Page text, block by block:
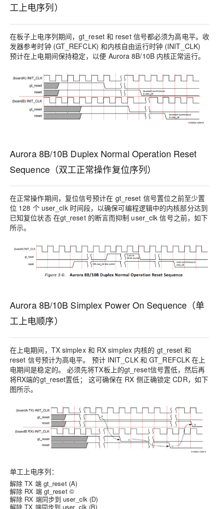
工上电序列）
在板子上电序列期间，gt_reset 和 reset 信号都必须为高电平。收
发器参考时钟 (GT_REFCLK) 和内核自由运行时钟 (INIT_CLK)
预计在上电期间保持稳定，以便 Aurora 8B/10B 内核正常运行。
Aurora 8B/10B Duplex Normal Operation Reset
Sequence（双工正常操作复位序列）
在正常操作期间，复位信号预计在 gt_reset 信号置位之前至少置
位 128 个 user_clk 时间段，以确保可编程逻辑中的内核部分达到
已知复位状态 在gt_reset 的断言而抑制 user_clk 信号之前，如下
所示。
Aurora 8B/10B Simplex Power On Sequence（单
工上电顺序）
在上电期间，TX simplex 和 RX simplex 内核的 gt_reset 和
reset 信号预计为高电平。 预计 INIT_CLK 和 GT_REFCLK 在上
电期间是稳定的。 必须先将TX板上的gt_reset信号置低，然后再
将RX端的gt_reset置低； 这可确保在 RX 侧正确锁定 CDR，如下
图所示。
单工上电序列：
解除 TX 端 gt_reset (A)
解除 RX 端 gt_reset ©
解除 RX 端同步到 user_clk (D)
解除 TX 端同步到 user_clk (B)